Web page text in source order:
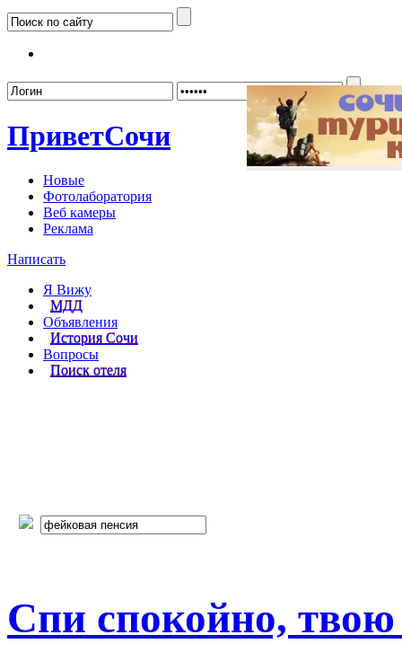
ПриветСочи
Новые
Фотолаборатория
Веб камеры
Реклама
Написать
Я Вижу
МДД
Объявления
История Сочи
Вопросы
Поиск отеля
Спи спокойно,